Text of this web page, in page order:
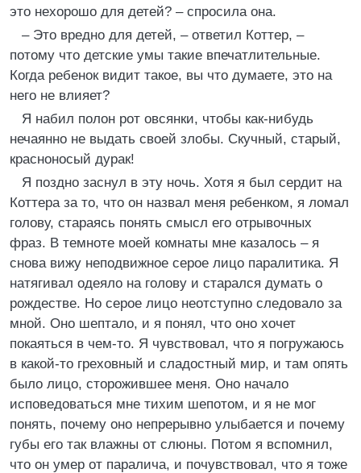
это нехорошо для детей? – спросила она.
– Это вредно для детей, – ответил Коттер, –
потому что детские умы такие впечатлительные.
Когда ребенок видит такое, вы что думаете, это на
него не влияет?
Я набил полон рот овсянки, чтобы как-нибудь
нечаянно не выдать своей злобы. Скучный, старый,
красноносый дурак!
Я поздно заснул в эту ночь. Хотя я был сердит на
Коттера за то, что он назвал меня ребенком, я ломал
голову, стараясь понять смысл его отрывочных
фраз. В темноте моей комнаты мне казалось – я
снова вижу неподвижное серое лицо паралитика. Я
натягивал одеяло на голову и старался думать о
рождестве. Но серое лицо неотступно следовало за
мной. Оно шептало, и я понял, что оно хочет
покаяться в чем-то. Я чувствовал, что я погружаюсь
в какой-то греховный и сладостный мир, и там опять
было лицо, сторожившее меня. Оно начало
исповедоваться мне тихим шепотом, и я не мог
понять, почему оно непрерывно улыбается и почему
губы его так влажны от слюны. Потом я вспомнил,
что он умер от паралича, и почувствовал, что я тоже